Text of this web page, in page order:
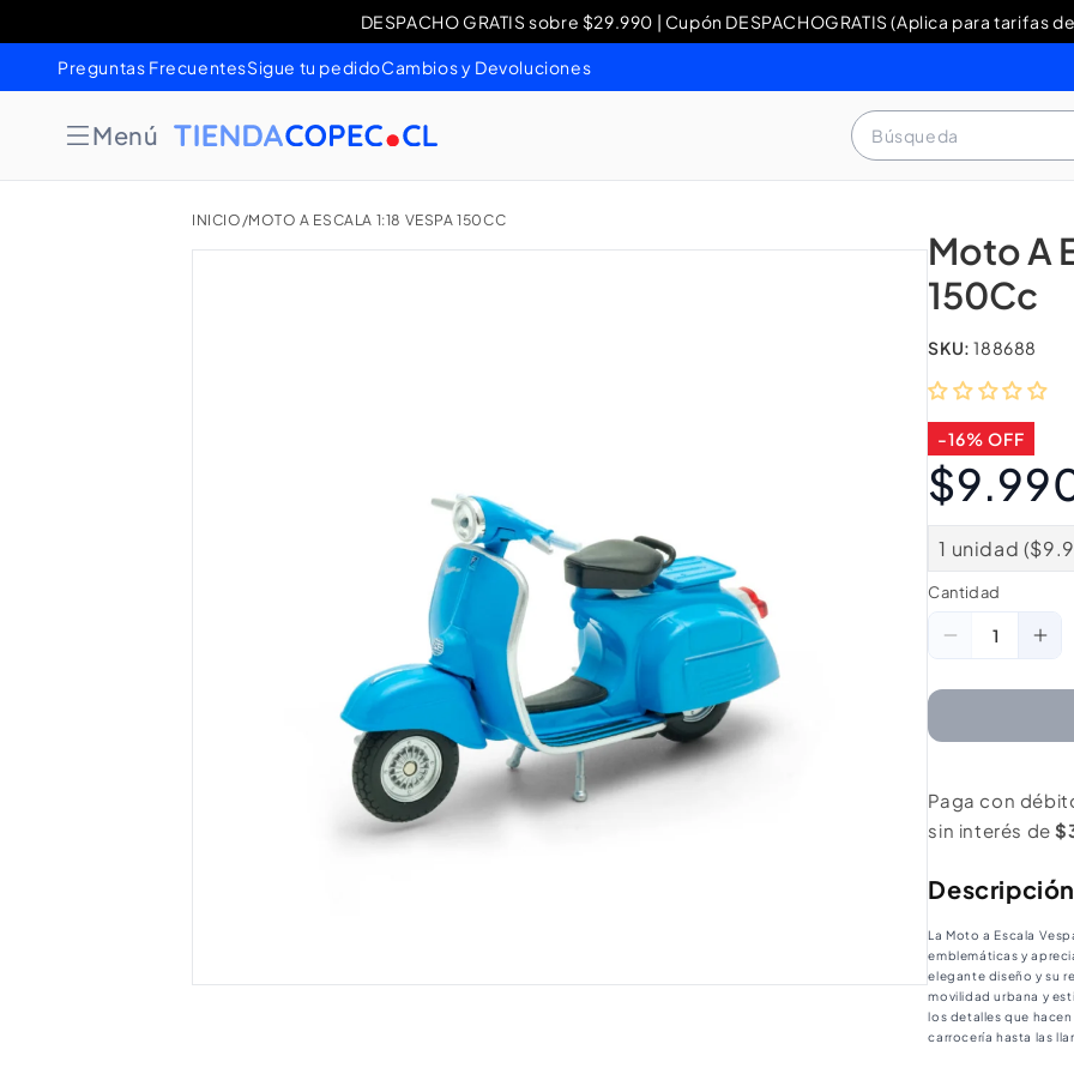
al contenido
DESPACHO GRATIS sobre $29.990 | Cupón DESPACHOGRATIS (Aplica para tarifas
Cambios y Devoluciones: contacto WhatsApp + 56 9 3460 4429 o al
Preguntas FrecuentesSigue tu pedidoCambios y Devoluciones
Menú Búsqueda
INICIO/MOTO A ESCALA 1:18 VESPA 150CC
Moto A
150Cc
SKU: 188688
-16% OFF
1 unidad
Cantidad
Cantidad
Reducir
Moto
Escala
1:18
Vespa
150Cc
Paga con
sin interés de
Descripción
La Moto a Escala
emblemáticas y
elegante diseño y su
movilidad urbana y
los detalles que
carrocería hasta las